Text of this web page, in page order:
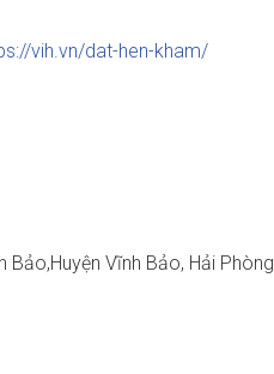
vih.vn/dat-hen-kham/
Vĩnh Bảo, Hải Phòng